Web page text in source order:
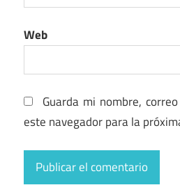
Web
Guarda mi nombre,
este navegador para la